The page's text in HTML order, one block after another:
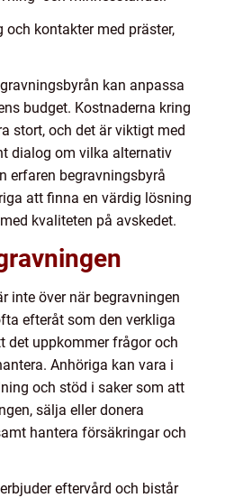
kontakter med präster,
kan anpassa
budget. Kostnaderna kring
stort, och det är viktigt med
dialog om vilka alternativ
erfaren begravningsbyrå
att finna en värdig lösning
kvaliteten på avskedet.
inte över när begravningen
efteråt som den verkliga
det uppkommer frågor och
Anhöriga kan vara i
och stöd i saker som att
sälja eller donera
hantera försäkringar och
eftervård och bistår